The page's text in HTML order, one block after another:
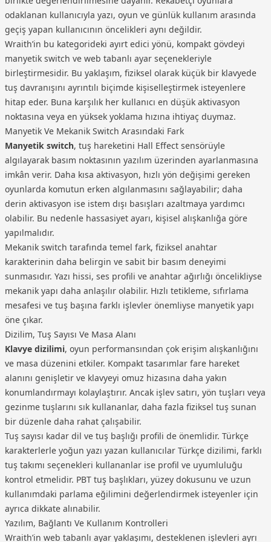
(Manyetik Switch / HE) 4.299,00 TL
odaklanan kullanıcıyla yazı, oyun ve günlük kullanım arasında
geçiş yapan kullanıcının öncelikleri aynı değildir.
Wraith’in bu kategorideki ayırt edici yönü, kompakt gövdeyi
manyetik switch ve web tabanlı ayar seçenekleriyle
birleştirmesidir. Bu yaklaşım, fiziksel olarak küçük bir klavyede
tuş davranışını ayrıntılı biçimde kişiselleştirmek isteyenlere
hitap eder. Buna karşılık her kullanıcı en düşük aktivasyon
noktasına veya en yüksek yoklama hızına ihtiyaç duymaz.
Manyetik Ve Mekanik Switch Arasındaki Fark
Manyetik switch, tuş hareketini Hall Effect sensörüyle
algılayarak basım noktasının yazılım üzerinden ayarlanmasına
imkân verir. Daha kısa aktivasyon, hızlı yön değişimi gereken
oyunlarda komutun erken algılanmasını sağlayabilir; daha
derin aktivasyon ise istem dışı basışları azaltmaya yardımcı
olabilir. Bu nedenle hassasiyet ayarı, kişisel alışkanlığa göre
yapılmalıdır.
Mekanik switch tarafında temel fark, fiziksel anahtar
karakterinin daha belirgin ve sabit bir basım deneyimi
sunmasıdır. Yazı hissi, ses profili ve anahtar ağırlığı öncelikliyse
mekanik yapı daha anlaşılır olabilir. Hızlı tetikleme, sıfırlama
mesafesi ve tuş başına farklı işlevler önemliyse manyetik yapı
öne çıkar.
Dizilim, Tuş Sayısı Ve Masa Alanı
Klavye dizilimi, oyun performansından çok erişim alışkanlığını
ve masa düzenini etkiler. Kompakt tasarımlar fare hareket
alanını genişletir ve klavyeyi omuz hizasına daha yakın
konumlandırmayı kolaylaştırır. Ancak işlev satırı, yön tuşları veya
gezinme tuşlarını sık kullananlar, daha fazla fiziksel tuş sunan
bir düzenle daha rahat çalışabilir.
Tuş sayısı kadar dil ve tuş başlığı profili de önemlidir. Türkçe
karakterlerle yoğun yazı yazan kullanıcılar Türkçe dizilimi, farklı
tuş takımı seçenekleri kullananlar ise profil ve uyumluluğu
kontrol etmelidir. PBT tuş başlıkları, yüzey dokusunu ve uzun
kullanımdaki parlama eğilimini değerlendirmek isteyenler için
ayrıca dikkate alınabilir.
Yazılım, Bağlantı Ve Kullanım Kontrolleri
Wraith’in web tabanlı ayar yaklaşımı, desteklenen işlevleri ayrı